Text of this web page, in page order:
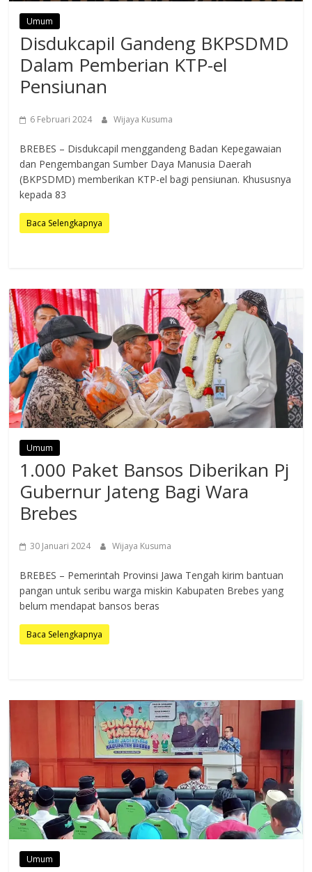
Umum
Disdukcapil Gandeng BKPSDMD
Dalam Pemberian KTP-el
Pensiunan
6 Februari 2024 Wijaya Kusuma
BREBES – Disdukcapil menggandeng Badan Kepegawaian
dan Pengembangan Sumber Daya Manusia Daerah
(BKPSDMD) memberikan KTP-el bagi pensiunan. Khususnya
kepada 83
Baca Selengkapnya
Umum
1.000 Paket Bansos Diberikan Pj
Gubernur Jateng Bagi Wara
Brebes
30 Januari 2024 Wijaya Kusuma
BREBES – Pemerintah Provinsi Jawa Tengah kirim bantuan
pangan untuk seribu warga miskin Kabupaten Brebes yang
belum mendapat bansos beras
Baca Selengkapnya
Umum